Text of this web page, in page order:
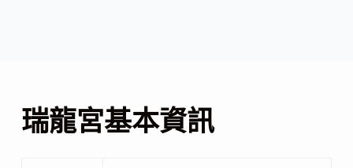
瑞龍宮基本資訊